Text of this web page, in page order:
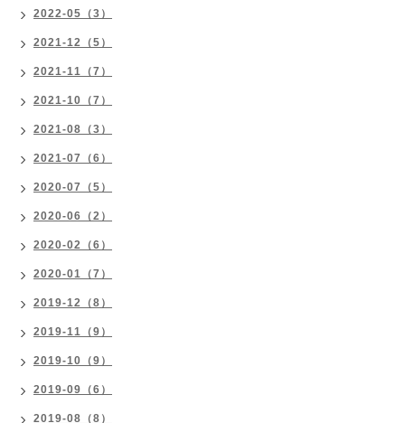
2022-05（3）
2021-12（5）
2021-11（7）
2021-10（7）
2021-08（3）
2021-07（6）
2020-07（5）
2020-06（2）
2020-02（6）
2020-01（7）
2019-12（8）
2019-11（9）
2019-10（9）
2019-09（6）
2019-08（8）